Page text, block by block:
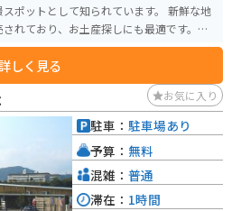
トとして知られています。 新鮮な地
れており、お土産探しにも最適です。レ
んに使った料理を楽しむことができま
すめです。 バイクで訪れる場
備されているので安心です。また、休憩
の休憩地点としても最適です。 道の駅
ーランドなど、観光スポットも充実して
泉や湯布院温泉などの温泉地にも行くこ
しく見る
お気に入り
駐車： 駐車場あり
予算： 無料
混雑： 普通
滞在： 1時間